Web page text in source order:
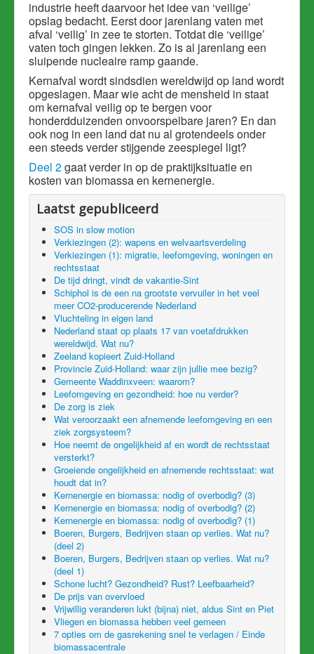
industrie heeft daarvoor het idee van ‘veilige’
opslag bedacht. Eerst door jarenlang vaten met
afval ‘veilig’ in zee te storten. Totdat die ‘veilige’
vaten toch gingen lekken. Zo is al jarenlang een
sluipende nucleaire ramp gaande.
Kernafval wordt sindsdien wereldwijd op land wordt
opgeslagen. Maar wie acht de mensheid in staat
om kernafval veilig op te bergen voor
honderdduizenden onvoorspelbare jaren? En dan
ook nog in een land dat nu al grotendeels onder
een steeds verder stijgende zeespiegel ligt?
Deel 2gaat verder in op de praktijksituatie en
kosten van biomassa en kernenergie.
Laatst gepubliceerd
SOS in slow motion
Verkiezingen (2): wapens en welvaartsverdeling
Verkiezingen (1): migratie, leefomgeving, woningen en
rechtsstaat
De tijd dringt, vindt de vakantie-Sint
Schiphol is de een na grootste vervuiler in het veel
meer CO2-producerende Nederland
Vluchteling in eigen land
Nederland staat op plaats 17 van voetafdrukken
wereldwijd. Wat nu?
Zeeland kopieert Zuid-Holland
Provincie Zuid-Holland: waar zijn jullie mee bezig?
Gemeente Waddinxveen: waarom?
Leefomgeving en gezondheid: hoe nu verder?
De zorg is ziek
Wat veroorzaakt een afnemende leefomgeving en een
ziek zorgsysteem?
Hoe neemt de ongelijkheid af en wordt de rechtsstaat
versterkt?
Groeiende ongelijkheid en afnemende rechtsstaat: wat
houdt dat in?
Kernenergie en biomassa: nodig of overbodig? (3)
Kernenergie en biomassa: nodig of overbodig? (2)
Kernenergie en biomassa: nodig of overbodig? (1)
Boeren, Burgers, Bedrijven staan op verlies. Wat nu?
(deel 2)
Boeren, Burgers, Bedrijven staan op verlies. Wat nu?
(deel 1)
Schone lucht? Gezondheid? Rust? Leefbaarheid?
De prijs van overvloed
Vrijwillig veranderen lukt (bijna) niet, aldus Sint en Piet
Vliegen en biomassa hebben veel gemeen
7 opties om de gasrekening snel te verlagen / Einde
biomassacentrale